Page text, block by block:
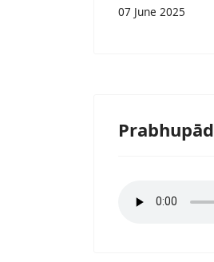
07 June 2025